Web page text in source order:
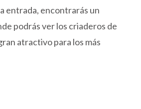
entrada, encontrarás un
podrás ver los criaderos de
atractivo para los más